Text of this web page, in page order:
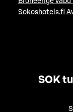
Sokoshotels.fi
SOK